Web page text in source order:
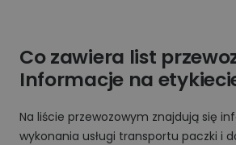
Co zawiera list
Informacje na
Na liście przewozowym znajdują się
wykonania usługi transportu paczki i